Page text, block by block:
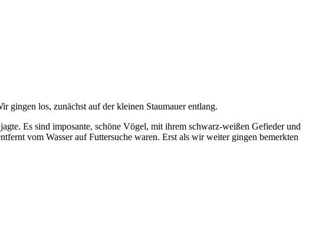
gingen los, zunächst auf der kleinen Staumauer entlang.
Es sind imposante, schöne Vögel, mit ihrem schwarz-weißen Gefieder und
vom Wasser auf Futtersuche waren. Erst als wir weiter gingen bemerkten